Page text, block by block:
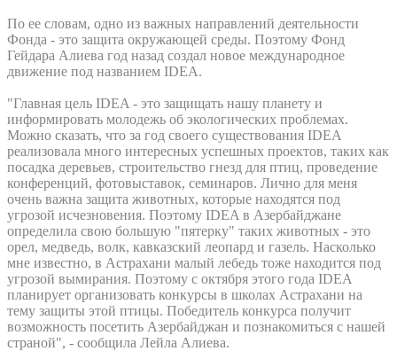
По ее словам, одно из важных направлений деятельности
Фонда - это защита окружающей среды. Поэтому Фонд
Гейдара Алиева год назад создал новое международное
движение под названием IDEA.
"Главная цель IDEA - это защищать нашу планету и
информировать молодежь об экологических проблемах.
Можно сказать, что за год своего существования IDEA
реализовала много интересных успешных проектов, таких как
посадка деревьев, строительство гнезд для птиц, проведение
конференций, фотовыставок, семинаров. Лично для меня
очень важна защита животных, которые находятся под
угрозой исчезновения. Поэтому IDEA в Азербайджане
определила свою большую "пятерку" таких животных - это
орел, медведь, волк, кавказский леопард и газель. Насколько
мне известно, в Астрахани малый лебедь тоже находится под
угрозой вымирания. Поэтому с октября этого года IDEA
планирует организовать конкурсы в школах Астрахани на
тему защиты этой птицы. Победитель конкурса получит
возможность посетить Азербайджан и познакомиться с нашей
страной", - сообщила Лейла Алиева.